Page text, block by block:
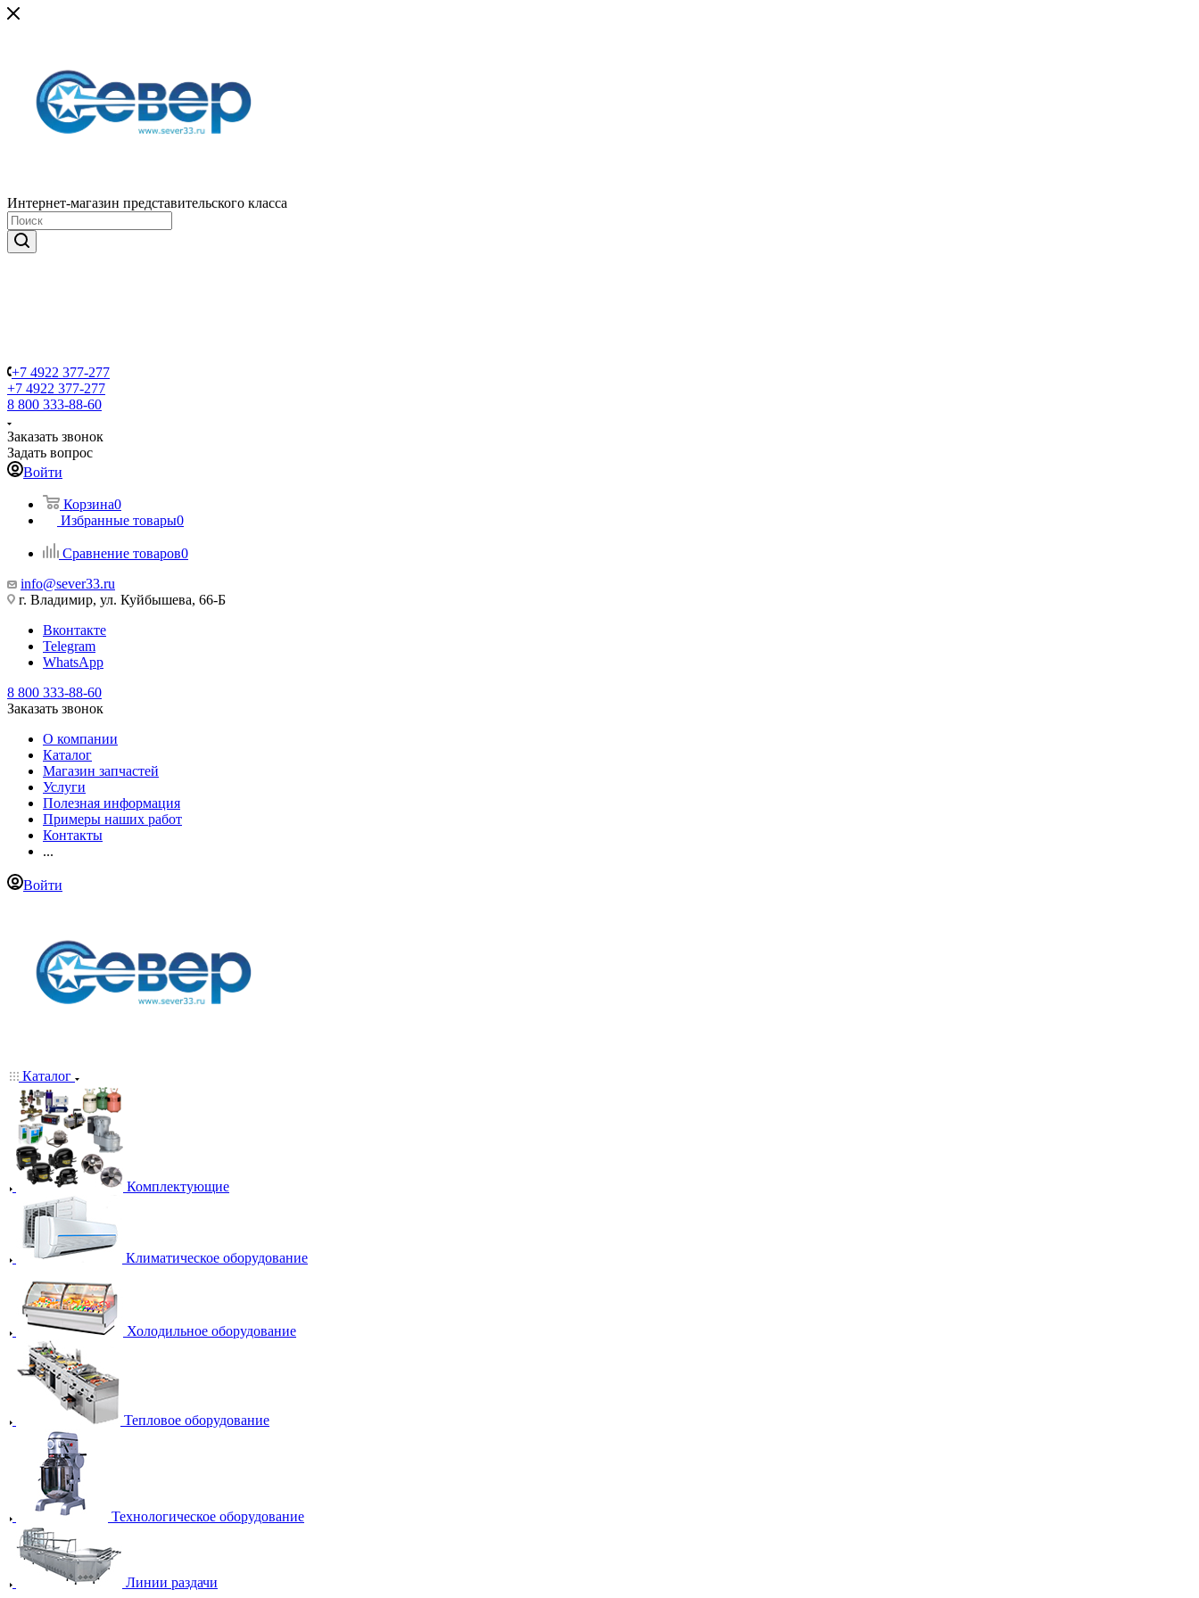
Интернет-магазин представительского класса
+7 4922 377-277
+7 4922 377-277
8 800 333-88-60
Заказать звонок
Задать вопрос
Войти
Корзина0
Избранные товары0
Сравнение товаров0
info@sever33.ru
г. Владимир, ул. Куйбышева, 66-Б
Вконтакте
Telegram
WhatsApp
8 800 333-88-60
Заказать звонок
О компании
Каталог
Магазин запчастей
Услуги
Полезная информация
Примеры наших работ
Контакты
...
Войти
Каталог
Комплектующие
Климатическое оборудование
Холодильное оборудование
Тепловое оборудование
Технологическое оборудование
Линии раздачи